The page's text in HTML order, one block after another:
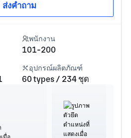
ส่งคำถาม
พนักงาน
101-200
อุปกรณ์ผลิตภัณฑ์
60 types / 234 ชุด